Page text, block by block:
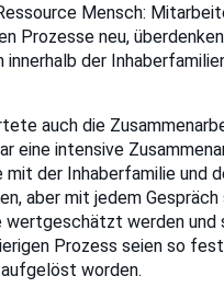
Mensch:
Prozesse neu,
der
auch die
eine intensive
mit der Inhaberfamilie und
aber mit jedem
werden und
Prozess seien so
worden.